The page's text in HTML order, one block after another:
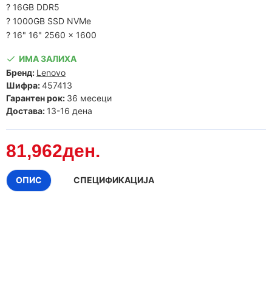
? 16GB DDR5
? 1000GB SSD NVMe
? 16" 16" 2560 x 1600
81,962ден.
ИМА ЗАЛИХА
Бренд: Lenovo
Шифра:457413
Гарантен рок: 36 месеци
Достава: 13-16 дена
ОПИС СПЕЦИФИКАЦИЈА